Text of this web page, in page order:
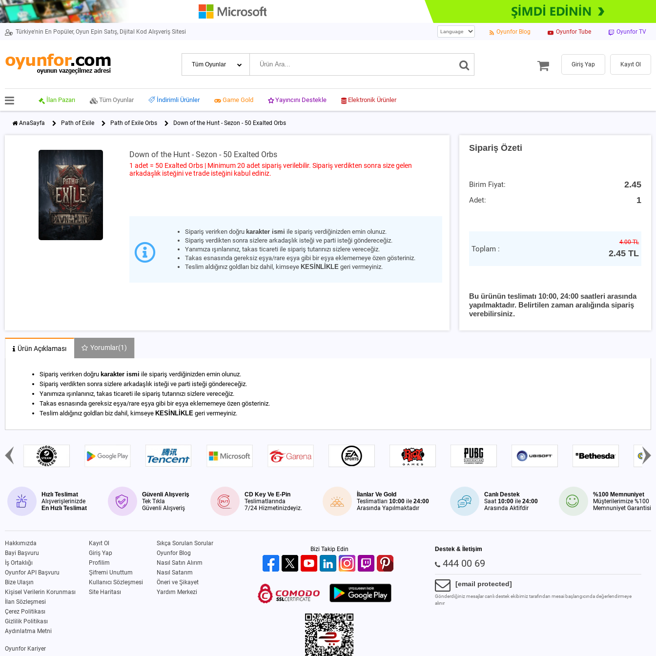
Türkiye'nin En Popüler, Oyun Epin Satış, Dijital Kod Alışveriş Sitesi Oyunfor Blog Oyunfor Tube Oyunfor TV
Giriş Yap Kayıt Ol
İlan Pazarı Tüm Oyunlar İndirimli Ürünler Game Gold Yayıncını Destekle Elektronik Ürünler
AnaSayfa Path of Exile Path of Exile Orbs Down of the Hunt - Sezon - 50 Exalted Orbs
Down of the Hunt - Sezon - 50 Exalted Orbs
1 adet = 50 Exalted Orbs | Minimum 20 adet sipariş verilebilir. Sipariş verdikten sonra size gelen
arkadaşlık isteğini ve trade isteğini kabul ediniz.
Sipariş verirken doğru karakter ismi ile sipariş verdiğinizden emin olunuz.
Sipariş verdikten sonra sizlere arkadaşlık isteği ve parti isteği göndereceğiz.
Yanımıza ışınlanınız, takas ticareti ile sipariş tutarınızı sizlere vereceğiz.
Takas esnasında gereksiz eşya/rare eşya gibi bir eşya eklememeye özen gösteriniz.
Teslim aldığınız goldları biz dahil, kimseye KESİNLİKLE geri vermeyiniz.
Sipariş Özeti
Birim Fiyat: 2.45
Adet: 1
Toplam :
4.00 TL
2.45 TL
Bu ürünün teslimatı 10:00, 24:00 saatleri arasında
yapılmaktadır. Belirtilen zaman aralığında sipariş
verebilirsiniz.
Ürün Açıklaması Yorumlar(1)
Sipariş verirken doğru karakter ismi ile sipariş verdiğinizden emin olunuz.
Sipariş verdikten sonra sizlere arkadaşlık isteği ve parti isteği göndereceğiz.
Yanımıza ışınlanınız, takas ticareti ile sipariş tutarınızı sizlere vereceğiz.
Takas esnasında gereksiz eşya/rare eşya gibi bir eşya eklememeye özen gösteriniz.
Teslim aldığınız goldları biz dahil, kimseye KESİNLİKLE geri vermeyiniz.
Hızlı Teslimat
Alışverişlerinizde
En Hızlı Teslimat
Güvenli Alışveriş
Tek Tıkla
Güvenli Alışveriş
CD Key Ve E-Pin
Teslimatlarında
7/24 Hizmetinizdeyiz.
İlanlar Ve Gold
Teslimatları10:00 ile24:00
Arasında Yapılmaktadır
Canlı Destek
Saat10:00 ile24:00
Arasında Aktifdir
%100 Memnuniyet
Müşterilerimize %100
Memnuniyet Garantisi
Hakkımızda
Bayi Başvuru
İş Ortaklığı
Oyunfor API Başvuru
Bize Ulaşın
Kişisel Verilerin Korunması
İlan Sözleşmesi
Çerez Politikası
Gizlilik Politikası
Aydınlatma Metni
Kayıt Ol
Giriş Yap
Profilim
Şifremi Unuttum
Kullanıcı Sözleşmesi
Site Haritası
Sıkça Sorulan Sorular
Oyunfor Blog
Nasıl Satın Alırım
Nasıl Satarım
Öneri ve Şikayet
Yardım Merkezi
Oyunfor Kariyer
Bizi Takip Edin Destek & İletişim
444 00 69
[email protected]
Gönderdiğiniz mesajlar canlı destek ekibimiz tarafından mesai başlangıcında değerlendirmeye
alınır